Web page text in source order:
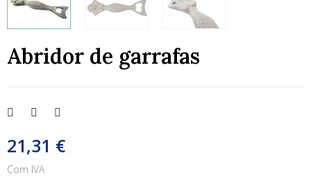
Abridor de garrafas
21,31 €
Com IVA